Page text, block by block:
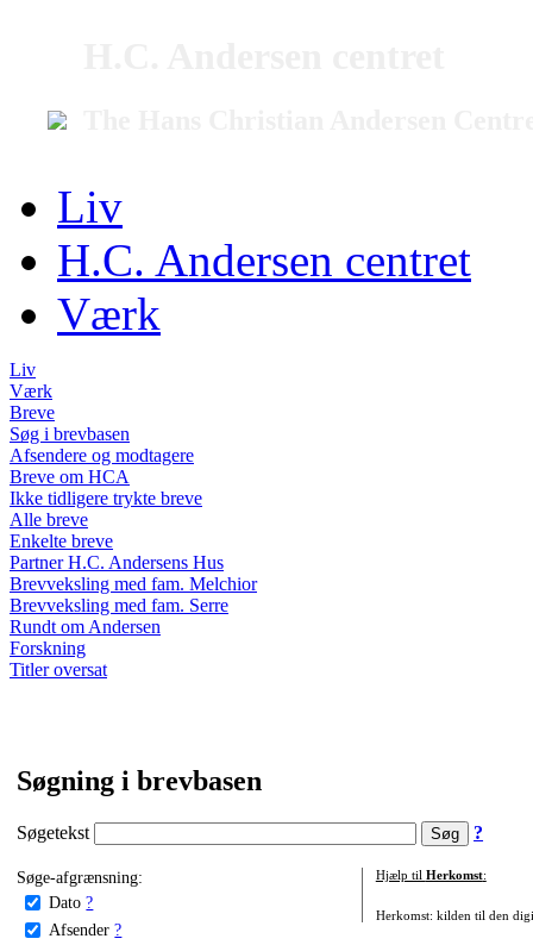
Liv
H.C. Andersen centret
Værk
Liv
Værk
Breve
Søg i brevbasen
Afsendere og modtagere
Breve om HCA
Ikke tidligere trykte breve
Alle breve
Enkelte breve
Partner H.C. Andersens Hus
Brevveksling med fam. Melchior
Brevveksling med fam. Serre
Rundt om Andersen
Forskning
Titler oversat
Søgning i brevbasen
Søgetekst ?
Søge-afgrænsning:
Dato ?
Afsender ?
Hjælp til Herkomst:
Herkomst: kilden til den